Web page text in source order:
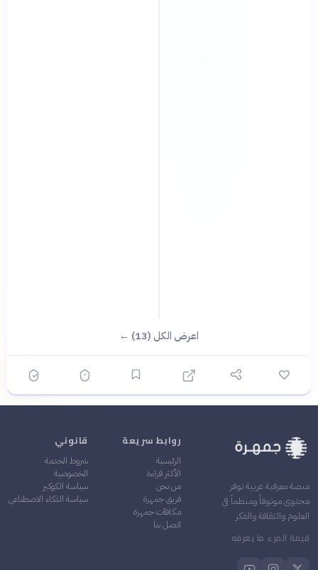
اعرض الكل (13) ←
منصة معرفية عربية توفر
محتوى موثوقاً ومنظماً في
العلوم والثقافة والفكر
قيمة المرء ما يعرفه
روابط سريعة
الرئيسية
الأكثر قراءة
من نحن
فريق جمهرة
مكافآت جمهرة
اتصل بنا
قانوني
شروط الخدمة
الخصوصية
سياسة الكوكيز
سياسة الذكاء الاصطناعي